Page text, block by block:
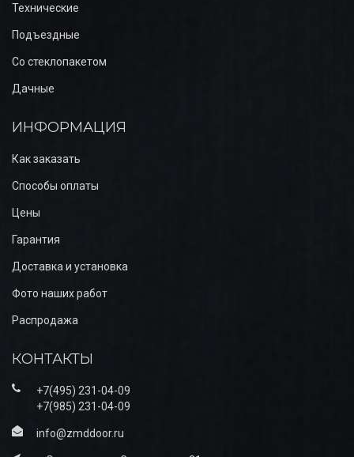
Технические
Подъездные
Со стеклопакетом
Дачные
ИНФОРМАЦИЯ
Как заказать
Способы оплаты
Цены
Гарантия
Доставка и установка
Фото наших работ
Распродажа
КОНТАКТЫ
+7(495) 231-04-09
+7(985) 231-04-09
info@zmddoor.ru